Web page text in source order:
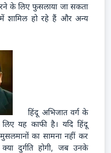
के लिए फुसलाया जा सकता
शामिल हो रहे हैं और अन्य
हिंदू अभिजात वर्ग के
यह काफी है। यदि हिंदू
का सामना नहीं कर
दुर्गति होगी, जब उनके